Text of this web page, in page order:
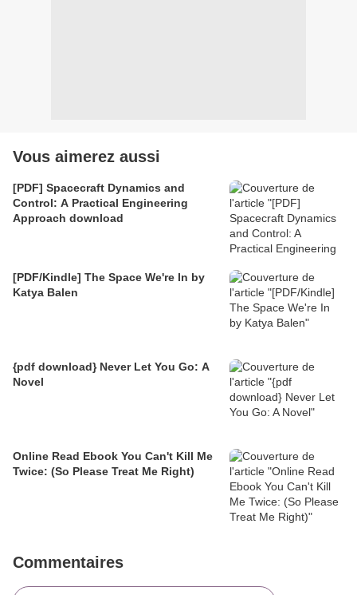
Vous aimerez aussi
[PDF] Spacecraft Dynamics and
Control: A Practical Engineering
Approach download
[PDF/Kindle] The Space We're In by
Katya Balen
{pdf download} Never Let You Go: A
Novel
Online Read Ebook You Can't Kill Me
Twice: (So Please Treat Me Right)
Commentaires